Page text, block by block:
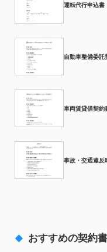
運転代行申込書
自動車整備委託
車両賃貸借契約
事故・交通違反
おすすめの契約書